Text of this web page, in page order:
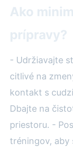
Ako
prípravy?
- Udržiavajte
citlivé na
kontakt s
Dbajte na
priestoru. -
tréningov, aby